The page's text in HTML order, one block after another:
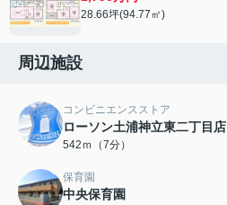
28.66坪(94.77㎡)
周辺施設
コンビニエンスストア
ローソン土浦神立東二丁目店
542ｍ（7分）
保育園
中央保育園